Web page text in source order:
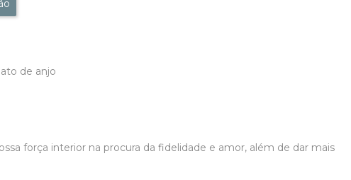
de anjo
força interior na procura da fidelidade e amor, além de dar mais